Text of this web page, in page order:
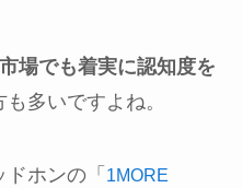
場でも着実に認知度を
多いですよね。
ホンの「 1MORE